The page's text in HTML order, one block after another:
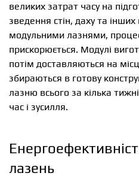
великих затрат часу на
зведення стін, даху та інших
модульними лазнями,
прискорюється. Модулі
потім доставляються на
збираються в готову
лазню всього за кілька
час і зусилля.
лазень